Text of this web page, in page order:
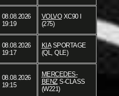
08.08.2026
19:19
VOLVOXC90 I
(275)
08.08.2026
19:17
KIASPORTAGE
(QL, QLE)
08.08.2026
19:15
MERCEDES-
BENZS-CLASS
(W221)